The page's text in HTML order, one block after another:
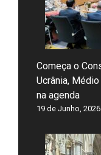
Começa o
Ucrânia,
na agenda
19 de Junho, 2026